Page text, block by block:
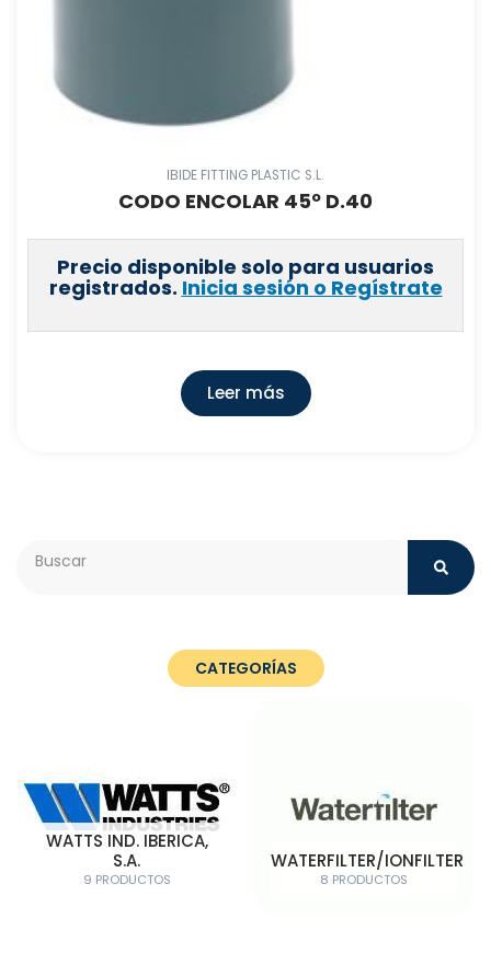
IBIDE FITTING PLASTIC S.L.
CODO ENCOLAR 45º D.40
Precio disponible solo para usuarios
registrados. Inicia sesión o Regístrate
Leer más
CATEGORÍAS
WATTS IND. IBERICA,
S.A.
9 PRODUCTOS
WATERFILTER/IONFILTER
8 PRODUCTOS